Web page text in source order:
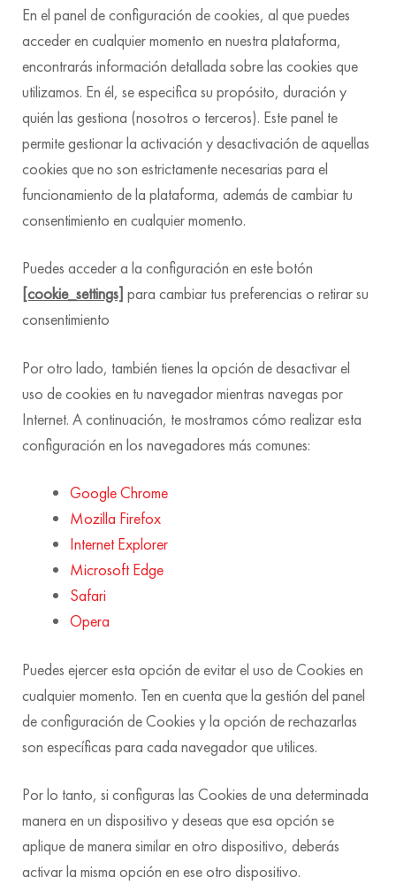
En el panel de configuración de cookies, al que puedes
acceder en cualquier momento en nuestra plataforma,
encontrarás información detallada sobre las cookies que
utilizamos. En él, se especifica su propósito, duración y
quién las gestiona (nosotros o terceros). Este panel te
permite gestionar la activación y desactivación de aquellas
cookies que no son estrictamente necesarias para el
funcionamiento de la plataforma, además de cambiar tu
consentimiento en cualquier momento.
Puedes acceder a la configuración en este botón
[cookie_settings] para cambiar tus preferencias o retirar su
consentimiento
Por otro lado, también tienes la opción de desactivar el
uso de cookies en tu navegador mientras navegas por
Internet. A continuación, te mostramos cómo realizar esta
configuración en los navegadores más comunes:
Google Chrome
Mozilla Firefox
Internet Explorer
Microsoft Edge
Safari
Opera
Puedes ejercer esta opción de evitar el uso de Cookies en
cualquier momento. Ten en cuenta que la gestión del panel
de configuración de Cookies y la opción de rechazarlas
son específicas para cada navegador que utilices.
Por lo tanto, si configuras las Cookies de una determinada
manera en un dispositivo y deseas que esa opción se
aplique de manera similar en otro dispositivo, deberás
activar la misma opción en ese otro dispositivo.